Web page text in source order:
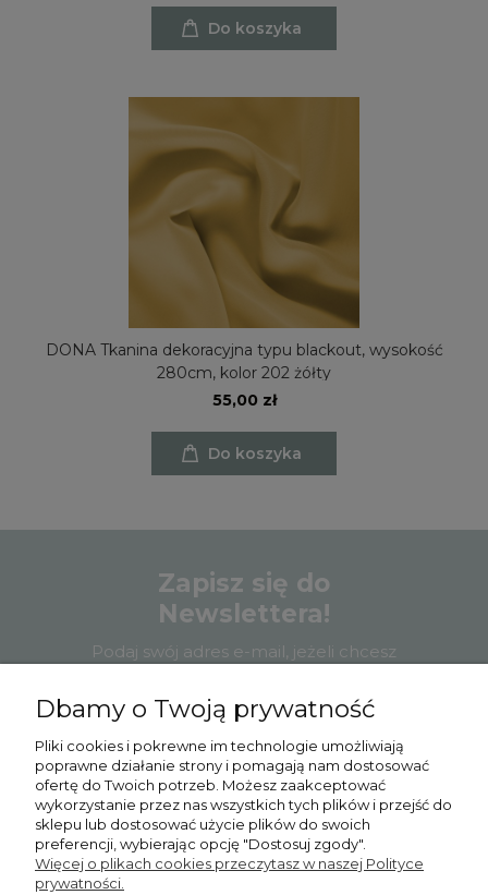
Do koszyka
DONA Tkanina dekoracyjna typu blackout, wysokość
280cm, kolor 202 żółty
55,00 zł
Do koszyka
Zapisz się do
Newslettera!
Podaj swój adres e-mail, jeżeli chcesz
promocjach.
Zapisz się
Dbamy o Twoją prywatność
Pliki cookies i pokrewne im technologie umożliwiają
poprawne działanie strony i pomagają nam dostosować
ofertę do Twoich potrzeb. Możesz zaakceptować
wykorzystanie przez nas wszystkich tych plików i przejść do
sklepu lub dostosować użycie plików do swoich
preferencji, wybierając opcję "Dostosuj zgody".
Więcej o plikach cookies przeczytasz w naszej Polityce
prywatności.